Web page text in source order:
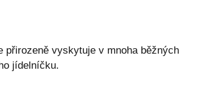
vyskytuje v mnoha běžných
jídelníčku.